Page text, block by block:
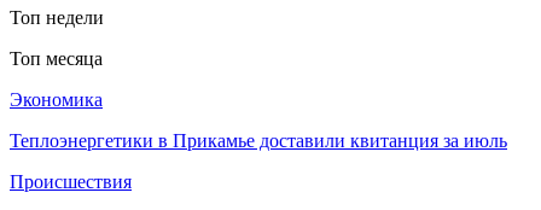
Топ недели
Топ месяца
Экономика
Теплоэнергетики в Прикамье доставили квитанция за июль
Происшествия